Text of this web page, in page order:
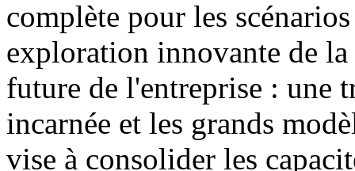
complète pour les
exploration innovante de
future de l'entreprise : une
incarnée et les grands
vise à consolider les